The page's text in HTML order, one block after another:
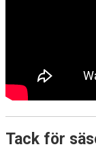
Tack för